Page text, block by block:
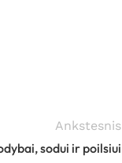
Ankstesnis
sodui ir poilsiui